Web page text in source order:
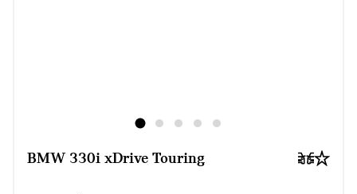
BMW 330i xDrive Touring